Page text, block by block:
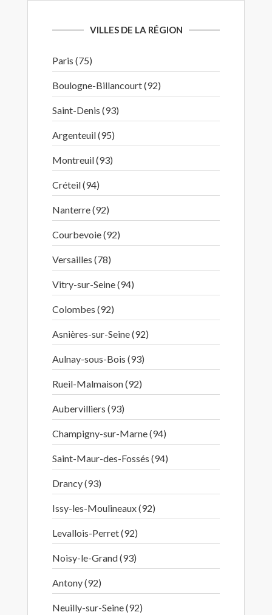
VILLES DE LA RÉGION
Paris (75)
Boulogne-Billancourt (92)
Saint-Denis (93)
Argenteuil (95)
Montreuil (93)
Créteil (94)
Nanterre (92)
Courbevoie (92)
Versailles (78)
Vitry-sur-Seine (94)
Colombes (92)
Asnières-sur-Seine (92)
Aulnay-sous-Bois (93)
Rueil-Malmaison (92)
Aubervilliers (93)
Champigny-sur-Marne (94)
Saint-Maur-des-Fossés (94)
Drancy (93)
Issy-les-Moulineaux (92)
Levallois-Perret (92)
Noisy-le-Grand (93)
Antony (92)
Neuilly-sur-Seine (92)